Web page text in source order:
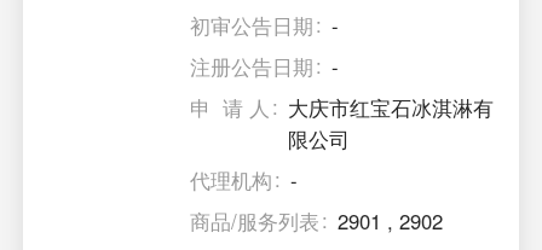
初审公告日期
-
注册公告日期
-
申 请 人
大庆市红宝石冰淇淋有
限公司
代理机构
-
商品/服务列表
2901 ,2902